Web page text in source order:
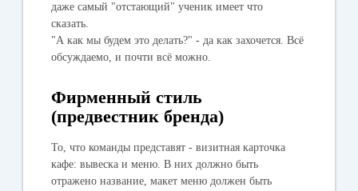
даже самый "отстающий" ученик имеет что
сказать.
"А как мы будем это делать?" - да как захочется. Всё
обсуждаемо, и почти всё можно.
Фирменный стиль
(предвестник бренда)
То, что команды представят - визитная карточка
кафе: вывеска и меню. В них должно быть
отражено название, макет меню должен быть